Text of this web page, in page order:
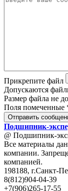
Прикрепите файл
Допускаются
Размер файла не
Поля помеченные
Отправить
Подшипник-
@ Подшипник-
Все материалы
компании.
компанией.
198188, г.Санкт-
8(812)904-04-39
+7(906)265-17-55